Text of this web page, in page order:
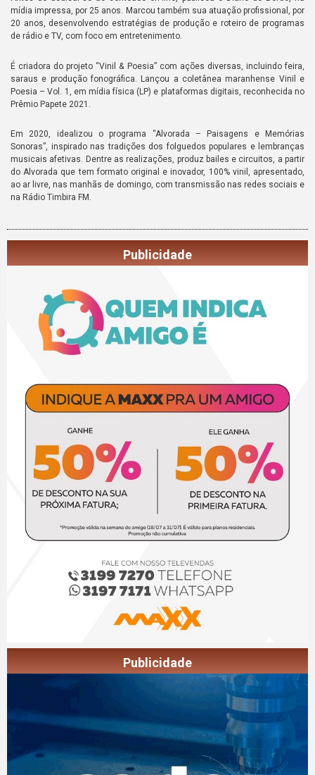
mídia impressa, por 25 anos. Marcou também sua atuação profissional, por
20 anos, desenvolvendo estratégias de produção e roteiro de programas
de rádio e TV, com foco em entretenimento.
É criadora do projeto “Vinil & Poesia” com ações diversas, incluindo feira,
saraus e produção fonográfica. Lançou a coletânea maranhense Vinil e
Poesia – Vol. 1, em mídia física (LP) e plataformas digitais, reconhecida no
Prêmio Papete 2021.
Em 2020, idealizou o programa “Alvorada – Paisagens e Memórias
Sonoras”, inspirado nas tradições dos folguedos populares e lembranças
musicais afetivas. Dentre as realizações, produz bailes e circuitos, a partir
do Alvorada que tem formato original e inovador, 100% vinil, apresentado,
ao ar livre, nas manhãs de domingo, com transmissão nas redes sociais e
na Rádio Timbira FM.
Publicidade
Publicidade